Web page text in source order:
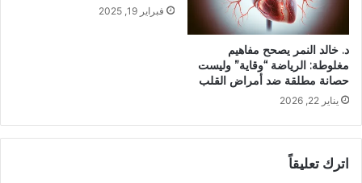
د. خالد النمر يصحح مفاهيم
مغلوطة: الرياضة “وقاية” وليست
حصانة مطلقة ضد أمراض القلب
يناير 22, 2026
فبراير 19, 2025
اترك تعليقاً